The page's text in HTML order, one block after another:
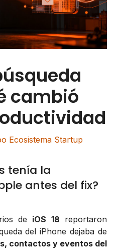
cambió
Ecosistema Startup
tenía la
antes del fix?
de iOS 18 reportaron
del iPhone dejaba de
contactos y eventos del